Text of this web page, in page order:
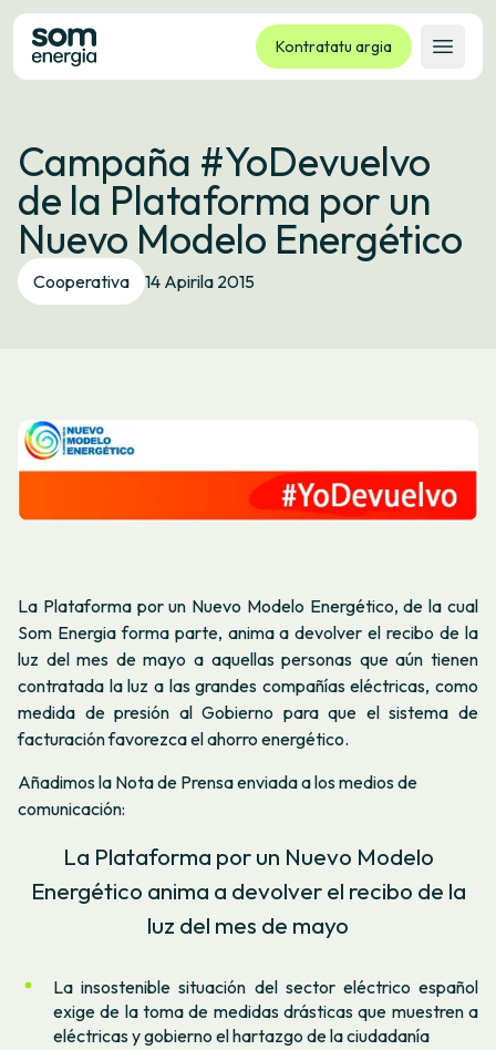
Kontratatu argia
Ireki
Tarifak
Zerbitzuak
Enpresak
Kooperatiba
Kontaktua
Campaña #YoDevuelvo
de la Plataforma por un
Nuevo Modelo Energético
Cooperativa 14 Apirila 2015
La Plataforma por un Nuevo Modelo Energético, de la cual
Som Energia forma parte, anima a devolver el recibo de la
luz del mes de mayo a aquellas personas que aún tienen
contratada la luz a las grandes compañías eléctricas, como
medida de presión al Gobierno para que el sistema de
facturación favorezca el ahorro energético.
Añadimos la Nota de Prensa enviada a los medios de
comunicación:
La Plataforma por un Nuevo Modelo
Energético anima a devolver el recibo de la
luz del mes de mayo
La insostenible situación del sector eléctrico español
exige de la toma de medidas drásticas que muestren a
eléctricas y gobierno el hartazgo de la ciudadanía